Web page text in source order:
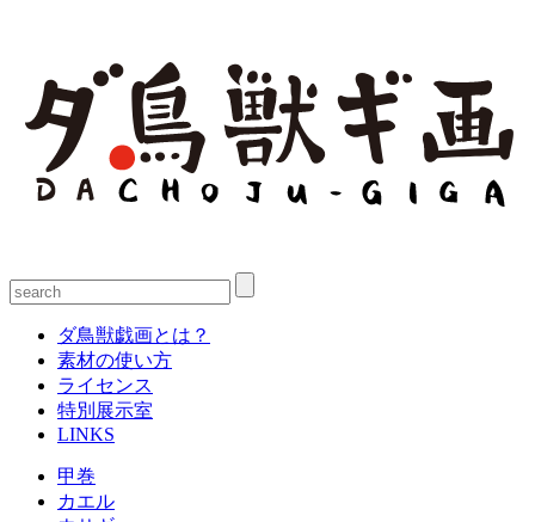
ダ鳥獣戯画とは？
素材の使い方
ライセンス
特別展示室
LINKS
甲巻
カエル